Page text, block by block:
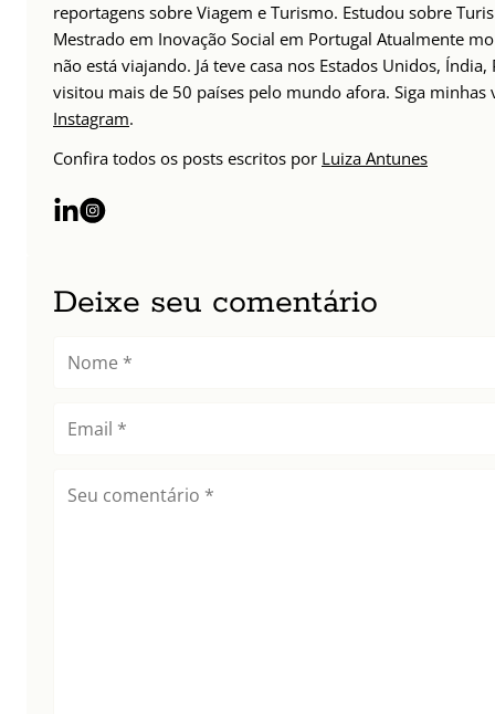
reportagens sobre Viagem e Turismo. Estudou sobre
Mestrado em Inovação Social em Portugal Atualmente
não está viajando. Já teve casa nos Estados Unidos,
visitou mais de 50 países pelo mundo afora. Siga minhas
Instagram.
Confira todos os posts escritos por Luiza Antunes
Deixe seu comentário